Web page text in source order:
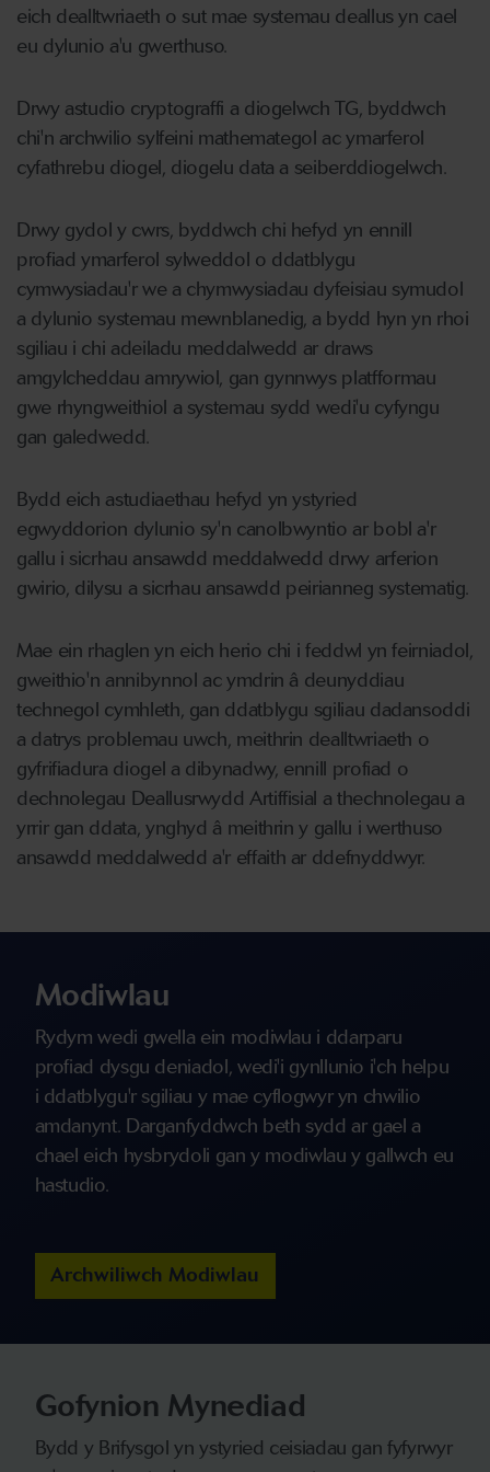
eich dealltwriaeth o sut mae systemau deallus yn cael
eu dylunio a'u gwerthuso.
Drwy astudio cryptograffi a diogelwch TG, byddwch
chi'n archwilio sylfeini mathemategol ac ymarferol
cyfathrebu diogel, diogelu data a seiberddiogelwch.
Drwy gydol y cwrs, byddwch chi hefyd yn ennill
profiad ymarferol sylweddol o ddatblygu
cymwysiadau'r we a chymwysiadau dyfeisiau symudol
a dylunio systemau mewnblanedig, a bydd hyn yn rhoi
sgiliau i chi adeiladu meddalwedd ar draws
amgylcheddau amrywiol, gan gynnwys platfformau
gwe rhyngweithiol a systemau sydd wedi'u cyfyngu
gan galedwedd.
Bydd eich astudiaethau hefyd yn ystyried
egwyddorion dylunio sy'n canolbwyntio ar bobl a'r
gallu i sicrhau ansawdd meddalwedd drwy arferion
gwirio, dilysu a sicrhau ansawdd peirianneg systematig.
Mae ein rhaglen yn eich herio chi i feddwl yn feirniadol,
gweithio'n annibynnol ac ymdrin â deunyddiau
technegol cymhleth, gan ddatblygu sgiliau dadansoddi
a datrys problemau uwch, meithrin dealltwriaeth o
gyfrifiadura diogel a dibynadwy, ennill profiad o
dechnolegau Deallusrwydd Artiffisial a thechnolegau a
yrrir gan ddata, ynghyd â meithrin y gallu i werthuso
ansawdd meddalwedd a'r effaith ar ddefnyddwyr.
Modiwlau
Rydym wedi gwella ein modiwlau i ddarparu
profiad dysgu deniadol, wedi'i gynllunio i'ch helpu
i ddatblygu'r sgiliau y mae cyflogwyr yn chwilio
amdanynt. Darganfyddwch beth sydd ar gael a
chael eich hysbrydoli gan y modiwlau y gallwch eu
hastudio.
Archwiliwch Modiwlau
Gofynion Mynediad
Bydd y Brifysgol yn ystyried ceisiadau gan fyfyrwyr